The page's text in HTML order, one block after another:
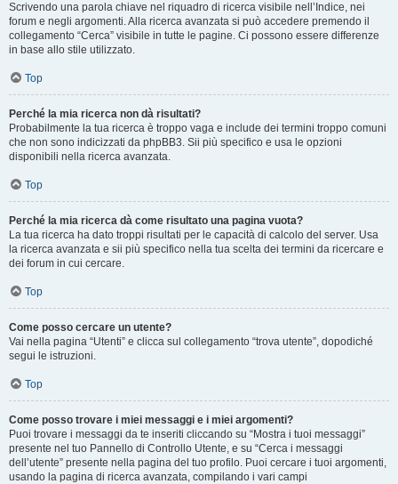
Scrivendo una parola chiave nel riquadro di ricerca visibile nell’Indice, nei
forum e negli argomenti. Alla ricerca avanzata si può accedere premendo il
collegamento “Cerca” visibile in tutte le pagine. Ci possono essere differenze
in base allo stile utilizzato.
Top
Perché la mia ricerca non dà risultati?
Probabilmente la tua ricerca è troppo vaga e include dei termini troppo comuni
che non sono indicizzati da phpBB3. Sii più specifico e usa le opzioni
disponibili nella ricerca avanzata.
Top
Perché la mia ricerca dà come risultato una pagina vuota?
La tua ricerca ha dato troppi risultati per le capacità di calcolo del server. Usa
la ricerca avanzata e sii più specifico nella tua scelta dei termini da ricercare e
dei forum in cui cercare.
Top
Come posso cercare un utente?
Vai nella pagina “Utenti” e clicca sul collegamento “trova utente”, dopodiché
segui le istruzioni.
Top
Come posso trovare i miei messaggi e i miei argomenti?
Puoi trovare i messaggi da te inseriti cliccando su “Mostra i tuoi messaggi”
presente nel tuo Pannello di Controllo Utente, e su “Cerca i messaggi
dell’utente” presente nella pagina del tuo profilo. Puoi cercare i tuoi argomenti,
usando la pagina di ricerca avanzata, compilando i vari campi